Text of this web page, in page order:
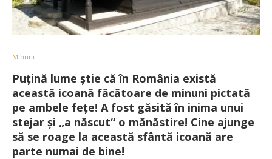
Minuni
Puțină lume știe că în România există
această icoană făcătoare de minuni pictată
pe ambele feţe! A fost găsită în inima unui
stejar şi „a născut“ o mănăstire! Cine ajunge
să se roage la această sfântă icoană are
parte numai de bine!